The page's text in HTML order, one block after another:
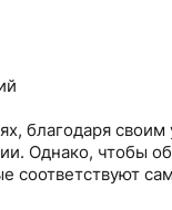
благодаря
Однако, чтобы
соответствуют